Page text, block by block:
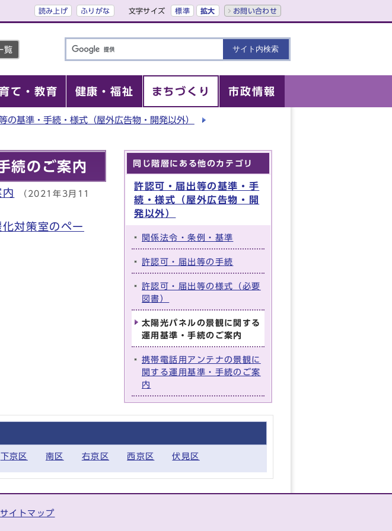
読み上げ ふりがな 文字サイズ 標準 拡大 お問い合わせ
覧
て・教育 健康・福祉 まちづくり 市政情報
の基準・手続・様式（屋外広告物・開発以外）
続のご案内
（2021年3月11
対策室のペー
同じ階層にある他のカテゴリ
許認可・届出等の基準・手
続・様式（屋外広告物・開
発以外）
関係法令・条例・基準
許認可・届出等の手続
許認可・届出等の様式（必要
図書）
太陽光パネルの景観に関する
運用基準・手続のご案内
携帯電話用アンテナの景観に
関する運用基準・手続のご案
内
下京区 南区 右京区 西京区 伏見区
サイトマップ